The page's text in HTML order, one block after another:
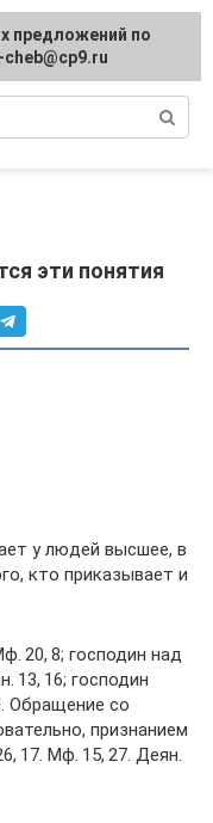
эти понятия
у людей высшее, в
кто приказывает и
20, 8; господин над
13, 16; господин
Обращение со
признанием
17. Мф. 15, 27. Деян.
предложений по
предложений по